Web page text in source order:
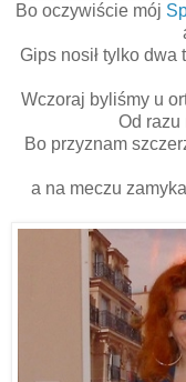
Bo oczywiście mój
Gips nosił tylko
Wczoraj byliśmy u
Od razu
Bo przyznam
a na meczu